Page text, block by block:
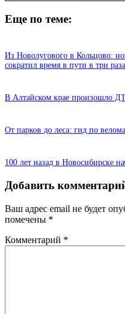
Еще по теме:
Из Новолугового в Кольцово:
сократил время в пути в три раза
В Алтайском крае произошло
От парков до леса: гид по
100 лет назад в Новосибирске
Добавить
Ваш адрес email не будет
помечены *
Комментарий *